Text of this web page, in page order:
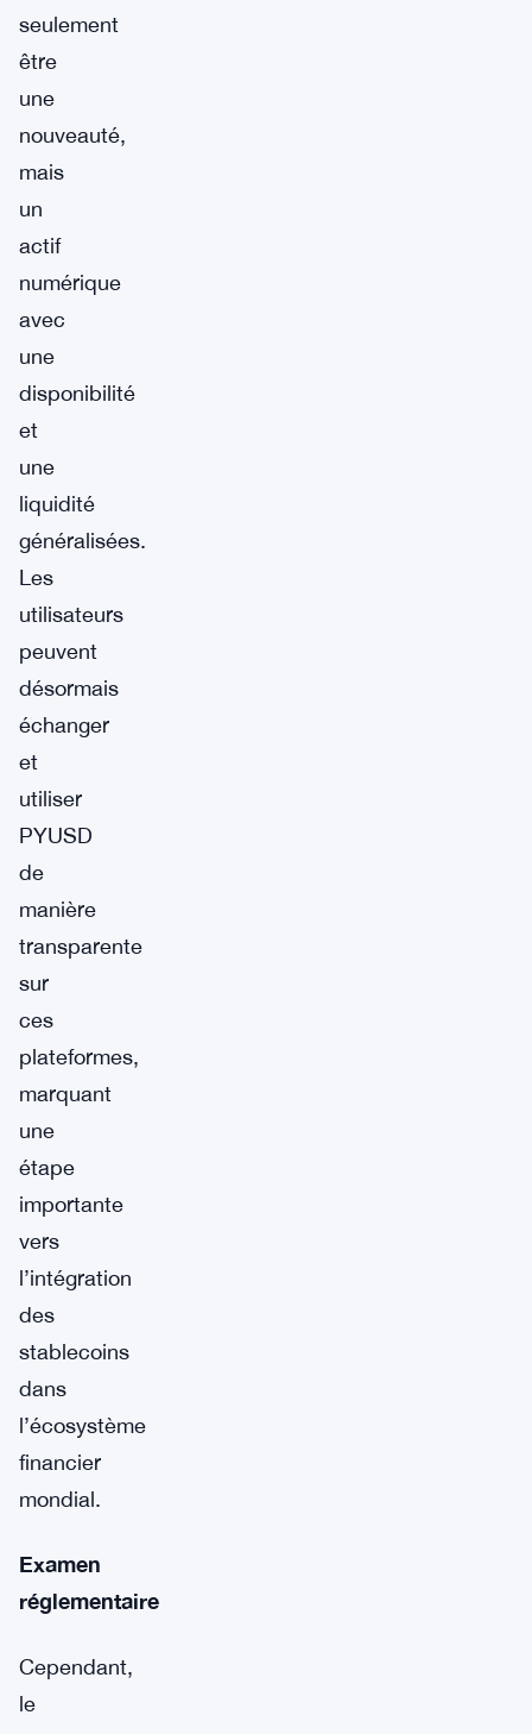
seulement
être
une
nouveauté,
mais
un
actif
numérique
avec
une
disponibilité
et
une
liquidité
généralisées.
Les
utilisateurs
peuvent
désormais
échanger
et
utiliser
PYUSD
de
manière
transparente
sur
ces
plateformes,
marquant
une
étape
importante
vers
l’intégration
des
stablecoins
dans
l’écosystème
financier
mondial.
Examen
réglementaire
Cependant,
le